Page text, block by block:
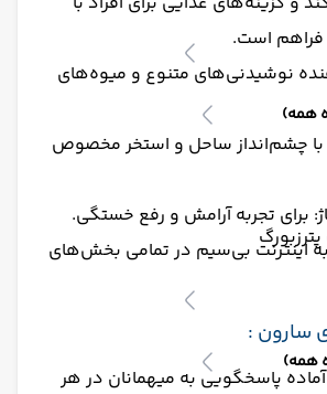
همه)
همه)
است.
نوشیدنی‌های متنوع و میوه‌های
با چشم‌انداز ساحل و استخر مخصوص
برای تجربه آرامش و رفع خستگی.
اینترنت بی‌سیم در تمامی بخش‌های
سارون :
آماده پاسخگویی به میهمانان در هر